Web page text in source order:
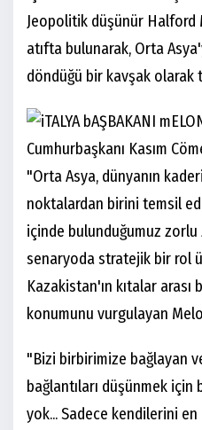
Jeopolitik düşünür Halford
atıfta bulunarak, Orta
döndüğü bir kavşak olarak
"Orta Asya, dünyanın
noktalardan birini temsil
içinde bulunduğumuz
senaryoda stratejik bir rol
Kazakistan'ın kıtalar
konumunu vurgulayan
"Bizi birbirimize bağlayan
bağlantıları düşünmek
yok... Sadece kendilerini